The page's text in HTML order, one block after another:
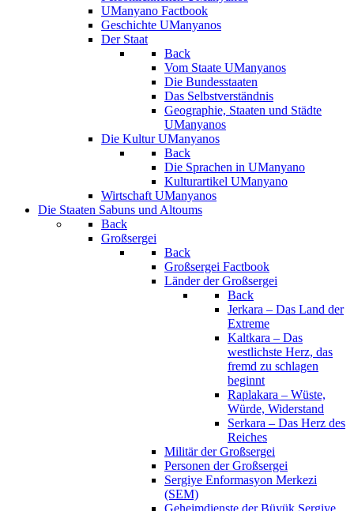
UManyano Factbook
Geschichte UManyanos
Der Staat
Back
Vom Staate UManyanos
Die Bundesstaaten
Das Selbstverständnis
Geographie, Staaten und Städte
UManyanos
Die Kultur UManyanos
Back
Die Sprachen in UManyano
Kulturartikel UManyano
Wirtschaft UManyanos
Die Staaten Sabuns und Altoums
Back
Großsergei
Back
Großsergei Factbook
Länder der Großsergei
Back
Jerkara – Das Land der
Extreme
Kaltkara – Das
westlichste Herz, das
fremd zu schlagen
beginnt
Raplakara – Wüste,
Würde, Widerstand
Serkara – Das Herz des
Reiches
Militär der Großsergei
Personen der Großsergei
Sergiye Enformasyon Merkezi
(SEM)
Geheimdienste der Büyük Sergiye